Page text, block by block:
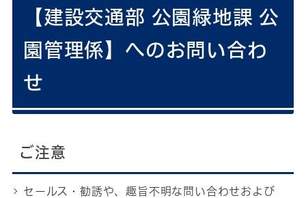
【建設交通部 公園緑地課 公
園管理係】へのお問い合わ
せ
ご注意
セールス・勧誘や、趣旨不明な問い合わせおよび